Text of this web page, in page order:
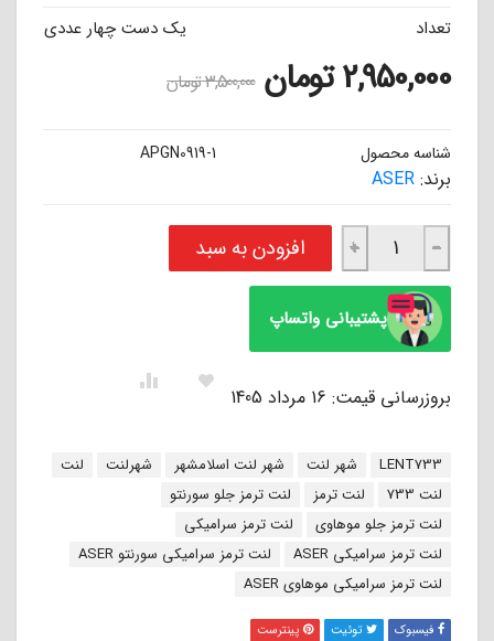
تعداد
یک دست چهار عددی
2,950,000تومان 3,500,000تومان
شناسه محصول APGN0919-1
برند: ASER
لنت ترمز سرامیکی جلو موهاوی - سورنتو XM اتاق 2010 - 2013 ASER عدد
−
+ افزودن به سبد
پشتیبانی واتساپ
بروزرسانی قیمت: 16 مرداد 1405
برچسب:
LENT733 شهر لنت شهر لنت اسلامشهر شهرلنت
لنت
لنت 733
لنت ترمز
لنت ترمز جلو سورنتو
لنت ترمز جلو موهاوی
لنت ترمز سرامیکی
لنت ترمز سرامیکی ASER
لنت ترمز سرامیکی سورنتو ASER
لنت ترمز سرامیکی موهاوی ASER
فیسبوک توئیت پینترست